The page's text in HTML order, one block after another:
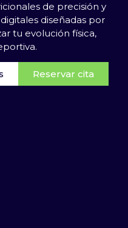
de precisión y
diseñadas por
tu evolución física,
Reservar cita